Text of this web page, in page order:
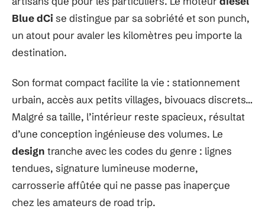
Blue dCi se distingue par sa sobriété et son punch,
un atout pour avaler les kilomètres peu importe la
destination.
Son format compact facilite la vie : stationnement
urbain, accès aux petits villages, bivouacs discrets…
Malgré sa taille, l’intérieur reste spacieux, résultat
d’une conception ingénieuse des volumes. Le
design tranche avec les codes du genre : lignes
tendues, signature lumineuse moderne,
carrosserie affûtée qui ne passe pas inaperçue
chez les amateurs de road trip.